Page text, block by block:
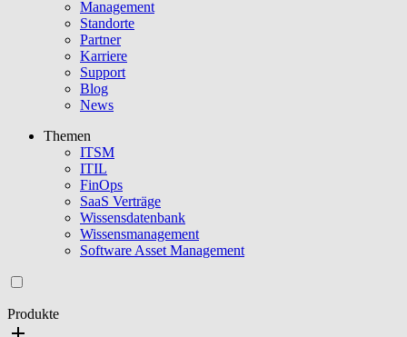
Management
Standorte
Partner
Karriere
Support
Blog
News
Themen
ITSM
ITIL
FinOps
SaaS Verträge
Wissensdatenbank
Wissensmanagement
Software Asset Management
Produkte